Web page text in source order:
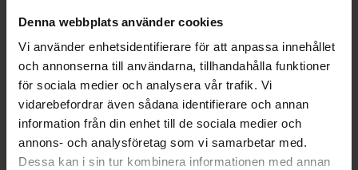
Denna webbplats använder cookies
Vi använder enhetsidentifierare för att anpassa innehållet
och annonserna till användarna, tillhandahålla funktioner
för sociala medier och analysera vår trafik. Vi
vidarebefordrar även sådana identifierare och annan
information från din enhet till de sociala medier och
annons- och analysföretag som vi samarbetar med.
Dessa kan i sin tur kombinera informationen med annan
vid föning samt minskar hårets exponering för
värme. Handtaget och borsthuvudet är
tillverkat av 58% växtbaserad plast. Borsten
har värmetåliga, mjuka och flexibla
HeatFlex®-borst som försiktigt reder ut håret
samt förhindrar all typ av "ryck" och att håret
fastnar. Detta skyddar både håret från att gå
av och orsaka slitage.